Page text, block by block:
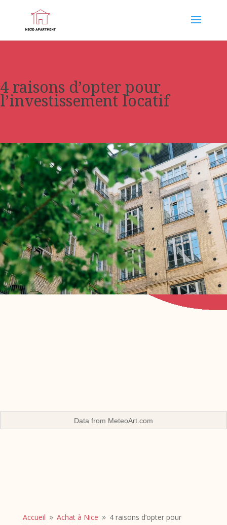
4 raisons d’opter pour
l’investissement locatif
Data from MeteoArt.com
Accueil 9 Achat à Nice 9 4 raisons d’opter pour